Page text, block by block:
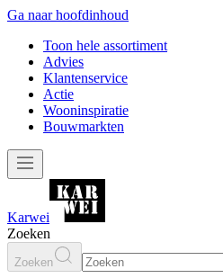
Ga naar hoofdinhoud
Toon hele assortiment
Advies
Klantenservice
Actie
Wooninspiratie
Bouwmarkten
Karwei
Zoeken
Zoeken